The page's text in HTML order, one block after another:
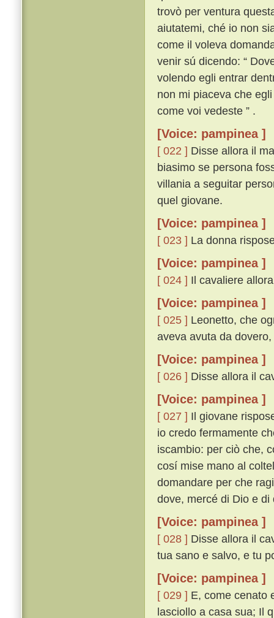
trovò per ventura
aiutatemi, ché io non
come il voleva
venir sú dicendo: “
volendo egli entrar
non mi piaceva che
come voi vedeste ” .
[Voice: pampinea ]
[ 022 ] Disse allora il
biasimo se persona
villania a seguitar
quel giovane.
[Voice: pampinea ]
[ 023 ] La donna
[Voice: pampinea ]
[ 024 ] Il cavaliere
[Voice: pampinea ]
[ 025 ] Leonetto, che
aveva avuta da
[Voice: pampinea ]
[ 026 ] Disse allora il
[Voice: pampinea ]
[ 027 ] Il giovane
io credo fermamente
iscambio: per ciò che,
cosí mise mano al
domandare per che
dove, mercé di Dio e di
[Voice: pampinea ]
[ 028 ] Disse allora il
tua sano e salvo, e tu
[Voice: pampinea ]
[ 029 ] E, come cenato
lasciollo a casa sua; Il